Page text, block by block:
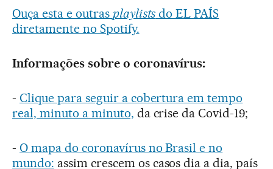
Ouça esta e outras playlists do EL PAÍS
diretamente no Spotify.
Informações sobre o coronavírus:
- Clique para seguir a cobertura em tempo
real, minuto a minuto, da crise da Covid-19;
- O mapa do coronavírus no Brasil e no
mundo: assim crescem os casos dia a dia, país